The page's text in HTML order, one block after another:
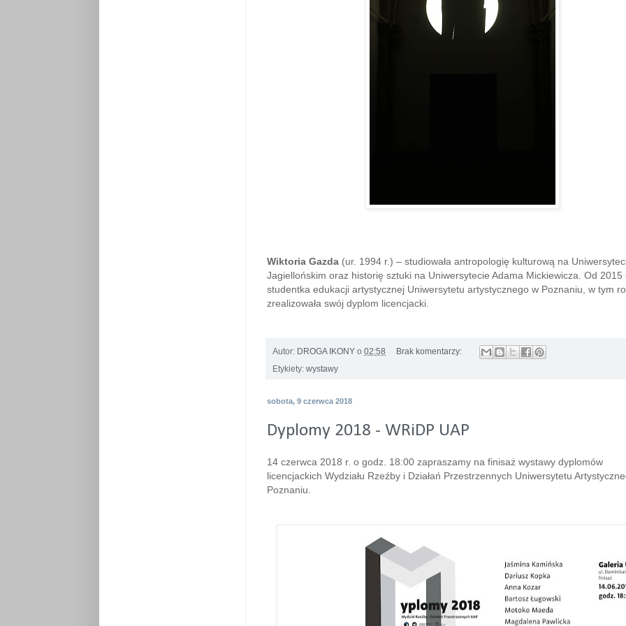
Wiktoria Gazda (ur. 1994 r.) – studiowała antropologię kulturową na
Jagiellońskim oraz historię sztuki na Uniwersytecie Adama Mickiewicza. Od 2015
studentka edukacji artystycznej Uniwersytetu artystycznego w Poznaniu, w tym
zrealizowała swój dyplom licencjacki.
Autor: DROGA IKONY o 02:58
Brak komentarzy:
Etykiety: wystawy
sobota, 9 czerwca 2018
Dyplomy 2018 - WRiDP UAP
14 czerwca 2018 r. o godz. 18:00 zapraszamy na finisaż wystawy dyplomów
licencjackich Wydziału Rzeźby i Działań Przestrzennych Uniwersytetu
Poznaniu.